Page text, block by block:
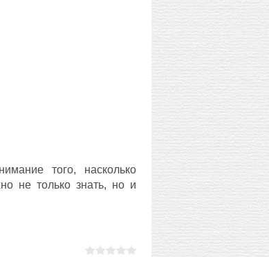
того, насколько
не только знать, но и